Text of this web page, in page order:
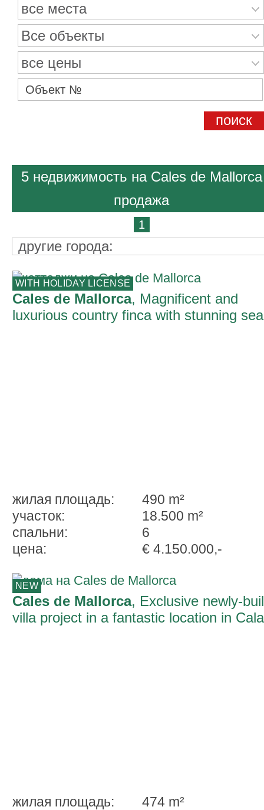
все места
Все объекты
все цены
5 недвижимость на Cales de Mallorca
продажа
1
другие города:
WITH HOLIDAY LICENSE
Cales de Mallorca, Magnificent and
luxurious country finca with stunning sea
жилая площадь:
490 m²
участок:
18.500 m²
спальни:
6
ценa:
€ 4.150.000,-
NEW
Cales de Mallorca, Exclusive newly-
villa project in a fantastic location in Cala
жилая площадь: 474 m²